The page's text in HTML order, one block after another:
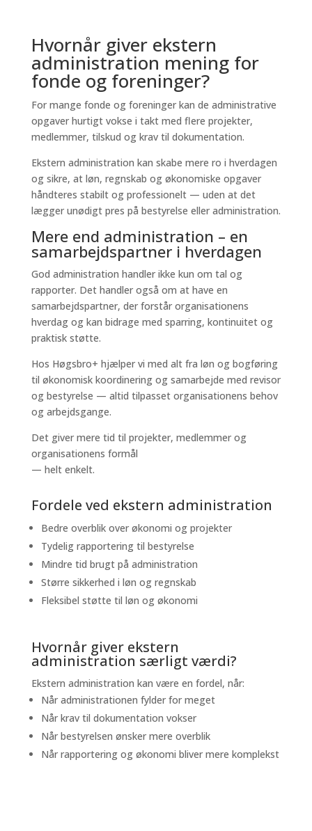
Hvornår giver ekstern
administration mening for
fonde og foreninger?
For mange fonde og foreninger kan de administrative
opgaver hurtigt vokse i takt med flere projekter,
medlemmer, tilskud og krav til dokumentation.
Ekstern administration kan skabe mere ro i hverdagen
og sikre, at løn, regnskab og økonomiske opgaver
håndteres stabilt og professionelt — uden at det
lægger unødigt pres på bestyrelse eller administration.
Mere end administration – en
samarbejdspartner i hverdagen
God administration handler ikke kun om tal og
rapporter. Det handler også om at have en
samarbejdspartner, der forstår organisationens
hverdag og kan bidrage med sparring, kontinuitet og
praktisk støtte.
Hos Høgsbro+ hjælper vi med alt fra løn og bogføring
til økonomisk koordinering og samarbejde med revisor
og bestyrelse — altid tilpasset organisationens behov
og arbejdsgange.
Det giver mere tid til projekter, medlemmer og
organisationens formål
— helt enkelt.
Fordele ved ekstern administration
Bedre overblik over økonomi og projekter
Tydelig rapportering til bestyrelse
Mindre tid brugt på administration
Større sikkerhed i løn og regnskab
Fleksibel støtte til løn og økonomi
Hvornår giver ekstern
administration særligt værdi?
Ekstern administration kan være en fordel, når:
Når administrationen fylder for meget
Når krav til dokumentation vokser
Når bestyrelsen ønsker mere overblik
Når rapportering og økonomi bliver mere komplekst